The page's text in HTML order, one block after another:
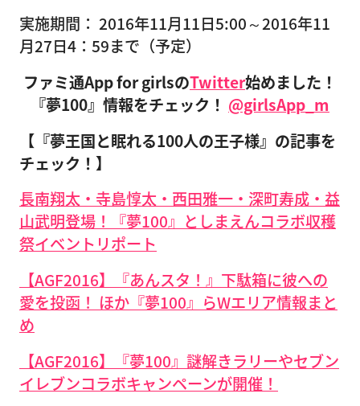
実施期間： 2016年11月11日5:00～2016年11
月27日4：59まで（予定）
ファミ通App for girlsのTwitter始めました！
『夢100』情報をチェック！ @girlsApp_m
【『夢王国と眠れる100人の王子様』の記事を
チェック！】
長南翔太・寺島惇太・西田雅一・深町寿成・益
山武明登場！『夢100』としまえんコラボ収穫
祭イベントリポート
【AGF2016】『あんスタ！』下駄箱に彼への
愛を投函！ ほか『夢100』らWエリア情報まと
め
【AGF2016】『夢100』謎解きラリーやセブン
イレブンコラボキャンペーンが開催！